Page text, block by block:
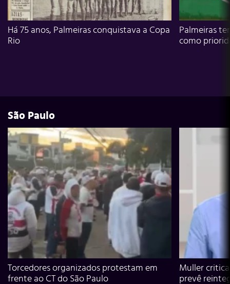
Há 75 anos, Palmeiras conquistava a Copa
Rio
Palmeiras
como
São Paulo
Torcedores organizados protestam em
frente ao CT do São Paulo
Muller
prevê